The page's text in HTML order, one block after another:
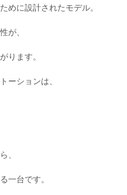
めに設計されたモデル。
が、
ります。
ーションは、
、
一台です。